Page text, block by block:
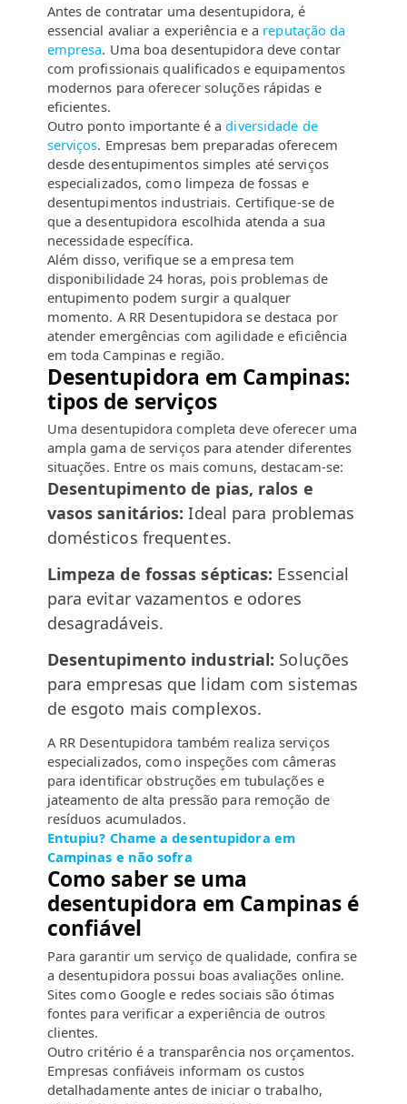
Antes de contratar uma desentupidora, é
essencial avaliar a experiência e a reputação da
empresa. Uma boa desentupidora deve contar
com profissionais qualificados e equipamentos
modernos para oferecer soluções rápidas e
eficientes.
Outro ponto importante é adiversidade de
serviços. Empresas bem preparadas oferecem
desde desentupimentos simples até serviços
especializados, como limpeza de fossas e
desentupimentos industriais. Certifique-se de
que a desentupidora escolhida atenda a sua
necessidade específica.
Além disso, verifique se a empresa tem
disponibilidade 24 horas, pois problemas de
entupimento podem surgir a qualquer
momento. A RR Desentupidora se destaca por
atender emergências com agilidade e eficiência
em toda Campinas e região.
Desentupidora em Campinas:
tipos de serviços
Uma desentupidora completa deve oferecer uma
ampla gama de serviços para atender diferentes
situações. Entre os mais comuns, destacam-se:
Desentupimento de pias, ralos e
vasos sanitários: Ideal para problemas
domésticos frequentes.
Limpeza de fossas sépticas: Essencial
para evitar vazamentos e odores
desagradáveis.
Desentupimento industrial: Soluções
para empresas que lidam com sistemas
de esgoto mais complexos.
A RR Desentupidora também realiza serviços
especializados, como inspeções com câmeras
para identificar obstruções em tubulações e
jateamento de alta pressão para remoção de
resíduos acumulados.
Entupiu? Chame a desentupidora em
Campinas e não sofra
Como saber se uma
desentupidora em Campinas é
confiável
Para garantir um serviço de qualidade, confira se
a desentupidora possui boas avaliações online.
Sites como Google e redes sociais são ótimas
fontes para verificar a experiência de outros
clientes.
Outro critério é a transparência nos orçamentos.
Empresas confiáveis informam os custos
detalhadamente antes de iniciar o trabalho,